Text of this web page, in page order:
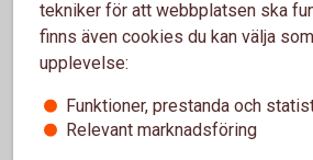
Anslut dig till Kundcenter
Om du inte redan är ansluten till
med det. Du ansluter dig i
tekniker för att webbplatsen ska
finns även cookies du kan välja
upplevelse:
Funktioner, prestanda och
Relevant marknadsföring